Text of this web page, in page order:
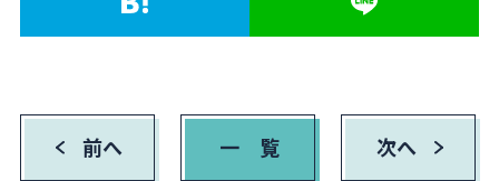
前へ 一 覧 次へ